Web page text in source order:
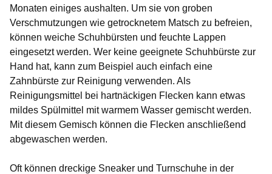
Monaten einiges aushalten. Um sie von groben
Verschmutzungen wie getrocknetem Matsch zu befreien,
können weiche Schuhbürsten und feuchte Lappen
eingesetzt werden. Wer keine geeignete Schuhbürste zur
Hand hat, kann zum Beispiel auch einfach eine
Zahnbürste zur Reinigung verwenden. Als
Reinigungsmittel bei hartnäckigen Flecken kann etwas
mildes Spülmittel mit warmem Wasser gemischt werden.
Mit diesem Gemisch können die Flecken anschließend
abgewaschen werden.
Oft können dreckige Sneaker und Turnschuhe in der